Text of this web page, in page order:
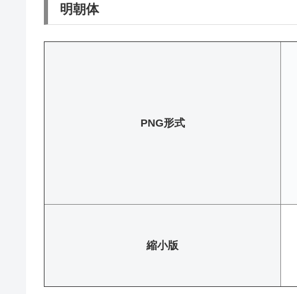
明朝体
PNG形式
縮小版